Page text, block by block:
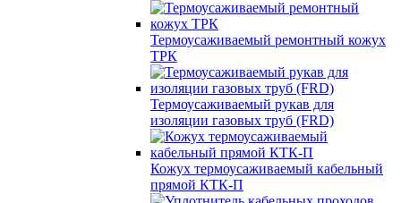
Термоусаживаемый ремонтный кожух
ТРК
Термоусаживаемый рукав для
изоляции газовых труб (FRD)
Кожух термоусаживаемый кабельный
прямой КТК-П